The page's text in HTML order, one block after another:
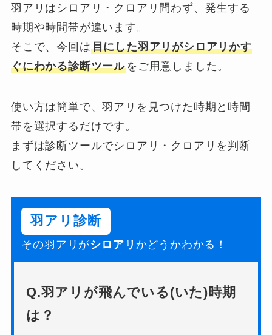
羽アリはシロアリ・クロアリ問わず、発生する
時期や時間帯が違います。
そこで、今回は目にした羽アリがシロアリかす
ぐにわかる診断ツールをご用意しました。
使い方は簡単で、羽アリを見つけた時期と時間
帯を選択するだけです。
まずは診断ツールでシロアリ・クロアリを判断
してください。
羽アリ診断
その羽アリがシロアリ かどうかわかる！
Q.羽アリが飛んでいる(いた)時期
は？